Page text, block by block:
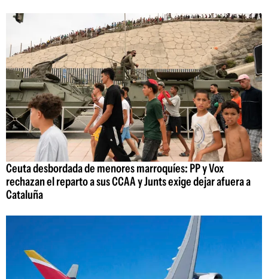
Ceuta desbordada de menores marroquíes: PP y Vox
rechazan el reparto a sus CCAA y Junts exige dejar afuera a
Cataluña